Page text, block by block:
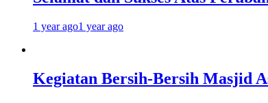
1 year ago1 year ago
Kegiatan Bersih-Bersih Masjid